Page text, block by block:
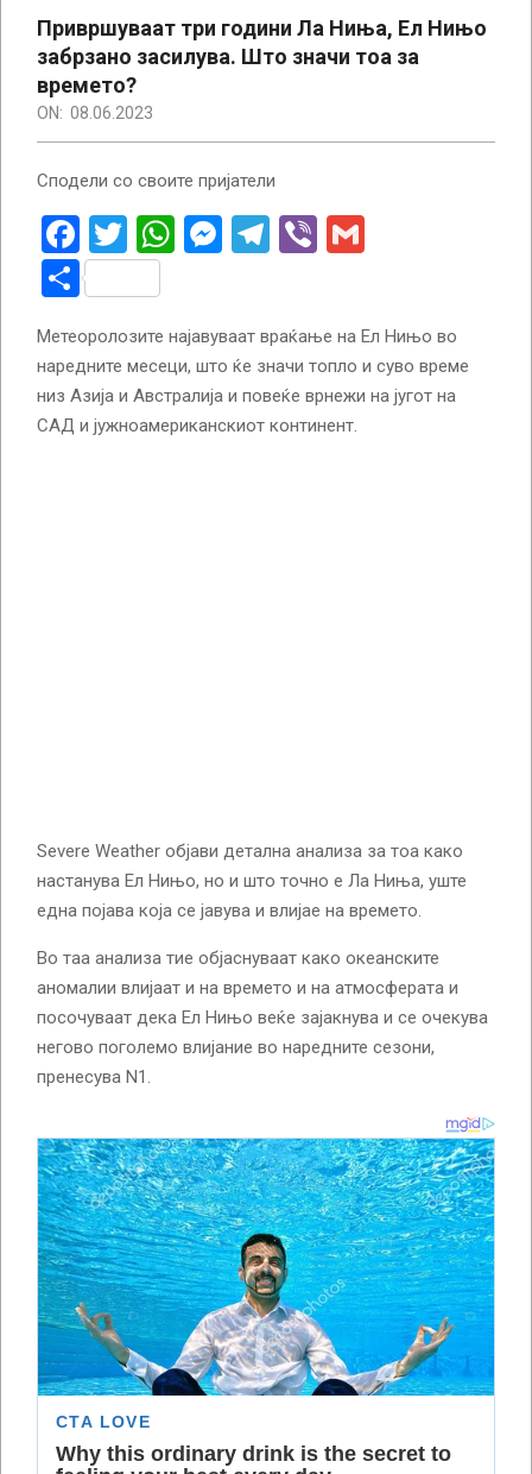
Привршуваат три години Ла Ниња, Ел Нињо
забрзано засилува. Што значи тоа за
времето?
ON: 08.06.2023
Сподели со своите пријатели
Facebook
Twitter
WhatsApp
Messenger
Telegram
Viber
Share
Метеоролозите најавуваат враќање на Ел Нињо во
наредните месеци, што ќе значи топло и суво време
низ Азија и Австралија и повеќе врнежи на југот на
САД и јужноамериканскиот континент.
Severe Weather објави детална анализа за тоа како
настанува Ел Нињо, но и што точно е Ла Ниња, уште
една појава која се јавува и влијае на времето.
Во таа анализа тие објаснуваат како океанските
аномалии влијаат и на времето и на атмосферата и
посочуваат дека Ел Нињо веќе зајакнува и се очекува
негово поголемо влијание во наредните сезони,
пренесува N1.